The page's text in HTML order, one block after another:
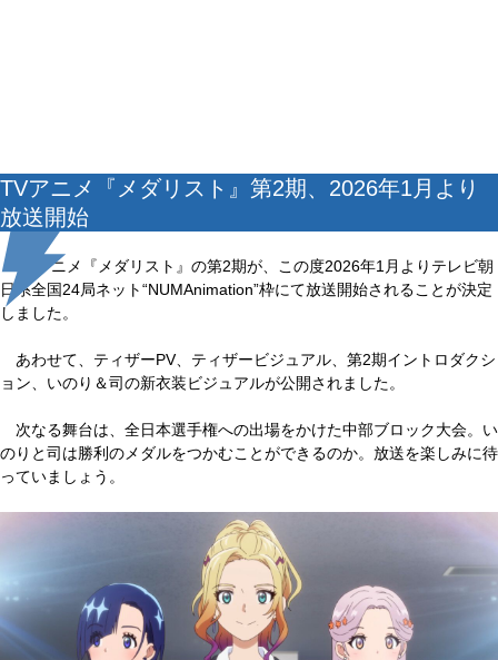
TVアニメ『メダリスト』第2期、2026年1月より
放送開始
TVアニメ『メダリスト』の第2期が、この度2026年1月よりテレビ朝
日系全国24局ネット“NUMAnimation”枠にて放送開始されることが決定
しました。
あわせて、ティザーPV、ティザービジュアル、第2期イントロダクシ
ョン、いのり＆司の新衣装ビジュアルが公開されました。
次なる舞台は、全日本選手権への出場をかけた中部ブロック大会。い
のりと司は勝利のメダルをつかむことができるのか。放送を楽しみに待
っていましょう。